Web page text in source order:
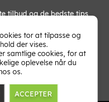
tilbud og de bedste tips
OK
tor at tilpasse og
der vises.
samtlige cookies, for at
oplevelse når du
os.
ACCEPTER